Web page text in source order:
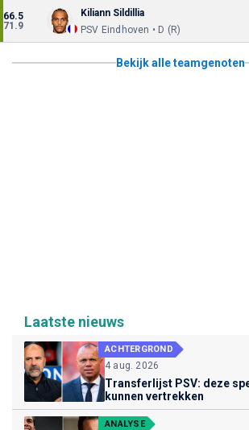
66.5
71.9
Kiliann Sildillia
PSV Eindhoven • D (R)
Bekijk alle teamgenoten
Laatste nieuws
ACHTERGROND
4 aug. 2026
Transferlijst PSV: deze
kunnen vertrekken
ANALYSE